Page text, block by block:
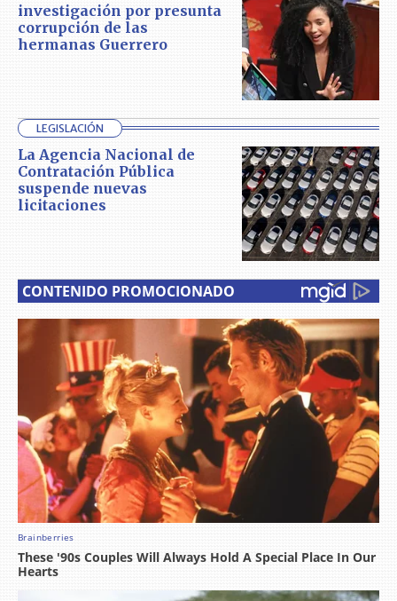
investigación por presunta
corrupción de las
hermanas Guerrero
LEGISLACIÓN
La Agencia Nacional de
Contratación Pública
suspende nuevas
licitaciones